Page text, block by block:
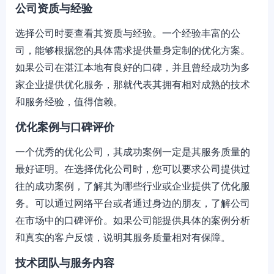
公司资质与经验
选择公司时要查看其资质与经验。一个经验丰富的公
司，能够根据您的具体需求提供量身定制的优化方案。
如果公司在湛江本地有良好的口碑，并且曾经成功为多
家企业提供优化服务，那就代表其拥有相对成熟的技术
和服务经验，值得信赖。
优化案例与口碑评价
一个优秀的优化公司，其成功案例一定是其服务质量的
最好证明。在选择优化公司时，您可以要求公司提供过
往的成功案例，了解其为哪些行业或企业提供了优化服
务。可以通过网络平台或者通过身边的朋友，了解公司
在市场中的口碑评价。如果公司能提供具体的案例分析
和真实的客户反馈，说明其服务质量相对有保障。
技术团队与服务内容